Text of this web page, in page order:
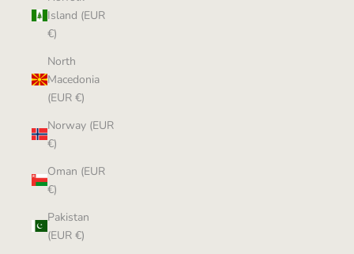
Island (EUR
€)
North
Macedonia
(EUR €)
Norway (EUR
€)
Oman (EUR
€)
Pakistan
(EUR €)